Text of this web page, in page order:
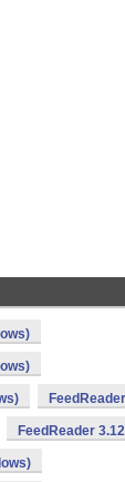
FeedReader